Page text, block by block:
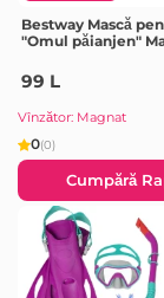
Bestway Mască
"Omul păianjen"
99 L
Vînzător: Magnat
0(0)
Cumpără